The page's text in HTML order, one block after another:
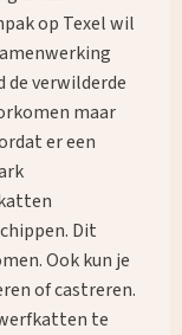
op Texel wil
verwilderde
maar
er een
Dit
Ook kun je
of castreren.
te